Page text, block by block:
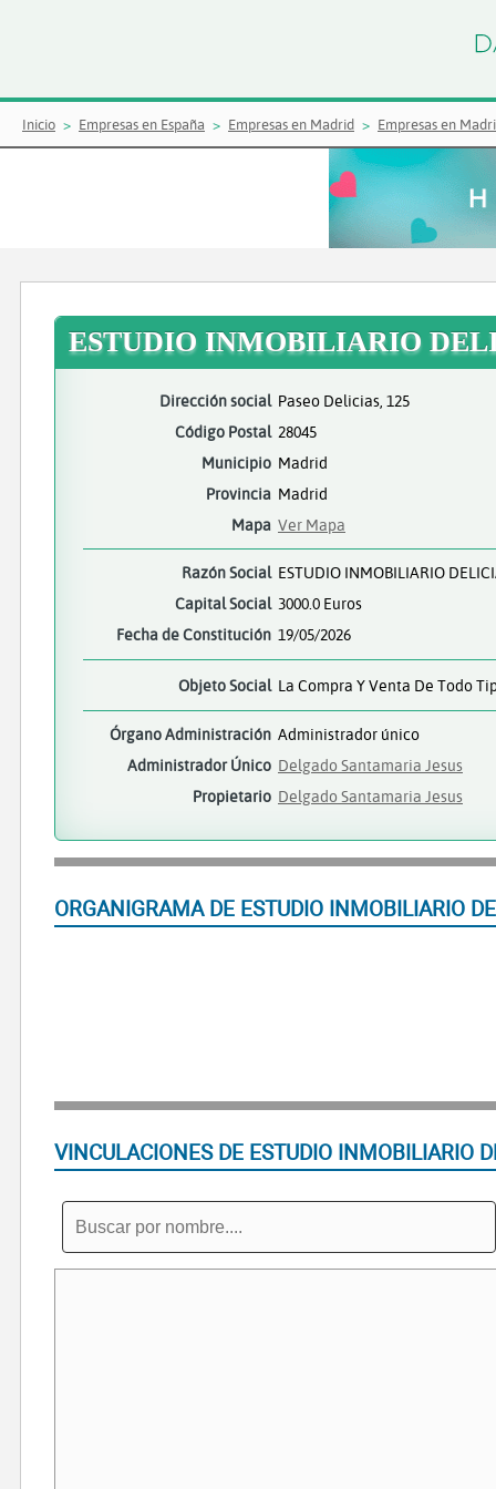
Inicio Empresas en España Empresas en Madrid Empresas en
ESTUDIO INMOBILIARIO
Dirección social Paseo Delicias, 125
Código Postal 28045
Municipio Madrid
Provincia Madrid
Mapa Ver Mapa
Razón Social ESTUDIO INMOBILIARIO
Capital Social 3000.0 Euros
Fecha de Constitución 19/05/2026
Objeto Social La Compra Y Venta De Todo
Órgano Administración Administrador único
Administrador Único Delgado Santamaria Jesus
Propietario Delgado Santamaria Jesus
ORGANIGRAMA DE ESTUDIO INMOBILIARIO
VINCULACIONES DE ESTUDIO INMOBILIARIO